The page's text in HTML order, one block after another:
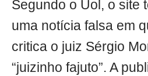
Segundo o Uol, o site
uma notícia falsa em
critica o juiz Sérgio
“juizinho fajuto”. A